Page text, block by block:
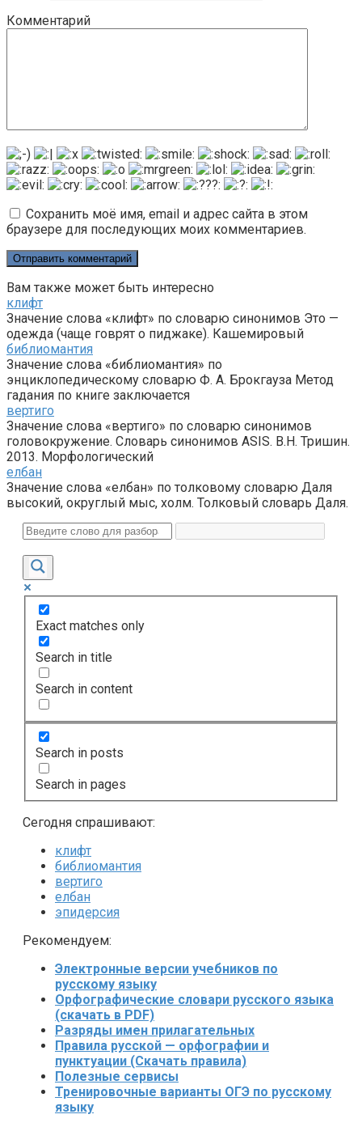
Комментарий
Сохранить моё имя, email и адрес сайта в этом
браузере для последующих моих комментариев.
Вам также может быть интересно
клифт
Значение слова «клифт» по словарю синонимов Это —
одежда (чаще говрят о пиджаке). Кашемировый
библиомантия
Значение слова «библиомантия» по
энциклопедическому словарю Ф. А. Брокгауза Метод
гадания по книге заключается
вертиго
Значение слова «вертиго» по словарю синонимов
головокружение. Словарь синонимов ASIS. В.Н. Тришин.
2013. Морфологический
елбан
Значение слова «елбан» по толковому словарю Даля
высокий, округлый мыс, холм. Толковый словарь Даля.
Exact matches only
Search in title
Search in content
Search in posts
Search in pages
Сегодня спрашивают:
клифт
библиомантия
вертиго
елбан
эпидерсия
Рекомендуем:
Электронные версии учебников по
русскому языку
Орфографические словари русского языка
(скачать в PDF)
Разряды имен прилагательных
Правила русской — орфографии и
пунктуации (Скачать правила)
Полезные сервисы
Тренировочные варианты ОГЭ по русскому
языку